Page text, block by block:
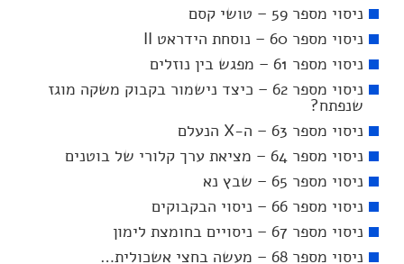
ניסוי מספר 59 – טושי קסם
ניסוי מספר 60 – נוסחת הידראט II
ניסוי מספר 61 – מפגש בין נוזלים
ניסוי מספר 62 – כיצד נישמור בקבוק משקה מוגז
שנפתח?
ניסוי מספר 63 – ה-X הנעלם
ניסוי מספר 64 – מציאת ערך קלורי של בוטנים
ניסוי מספר 65 – שבץ נא
ניסוי מספר 66 – ניסוי הבקבוקים
ניסוי מספר 67 – ניסויים בחומצת לימון
ניסוי מספר 68 – מעשה בחצי אשכולית…